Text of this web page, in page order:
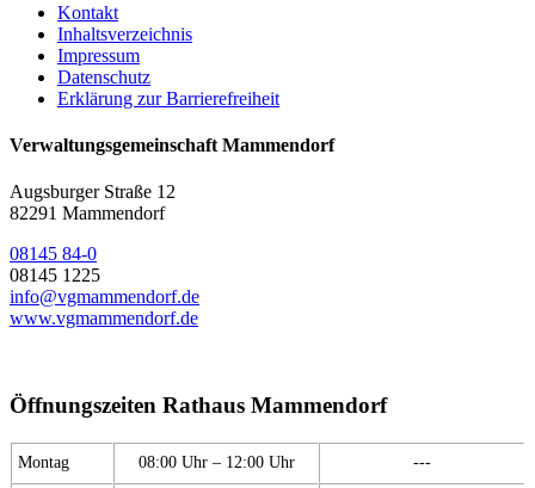
Kontakt
Inhaltsverzeichnis
Impressum
Datenschutz
Erklärung zur Barrierefreiheit
Verwaltungsgemeinschaft Mammendorf
Augsburger Straße 12
82291 Mammendorf
08145 84-0
08145 1225
info@vgmammendorf.de
www.vgmammendorf.de
Öffnungszeiten Rathaus Mammendorf
Montag 08:00 Uhr – 12:00 Uhr ---